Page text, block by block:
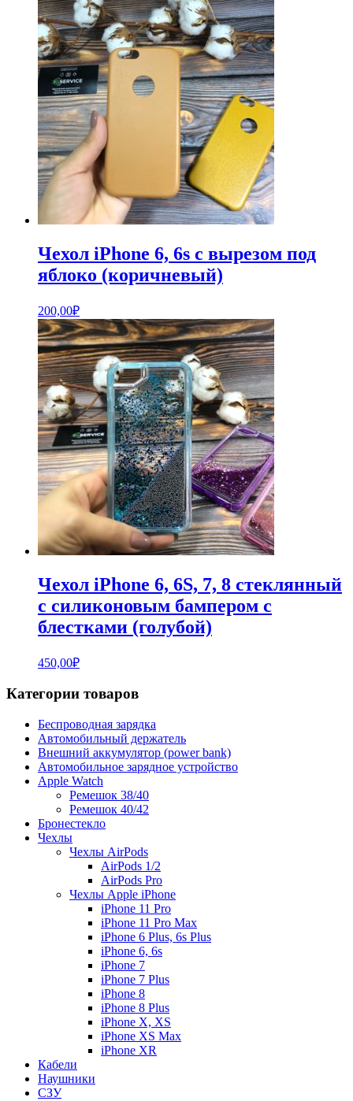
Чехол iPhone 6, 6s с вырезом под
яблоко (коричневый)
200,00₽
Чехол iPhone 6, 6S, 7, 8 стеклянный
с силиконовым бампером с
блестками (голубой)
450,00₽
Категории товаров
Беспроводная зарядка
Автомобильный держатель
Внешний аккумулятор (power bank)
Автомобильное зарядное устройство
Apple Watch
Ремешок 38/40
Ремешок 40/42
Бронестекло
Чехлы
Чехлы AirPods
AirPods 1/2
AirPods Pro
Чехлы Apple iPhone
iPhone 11 Pro
iPhone 11 Pro Max
iPhone 6 Plus, 6s Plus
iPhone 6, 6s
iPhone 7
iPhone 7 Plus
iPhone 8
iPhone 8 Plus
iPhone X, XS
iPhone XS Max
iPhone XR
Кабели
Наушники
СЗУ